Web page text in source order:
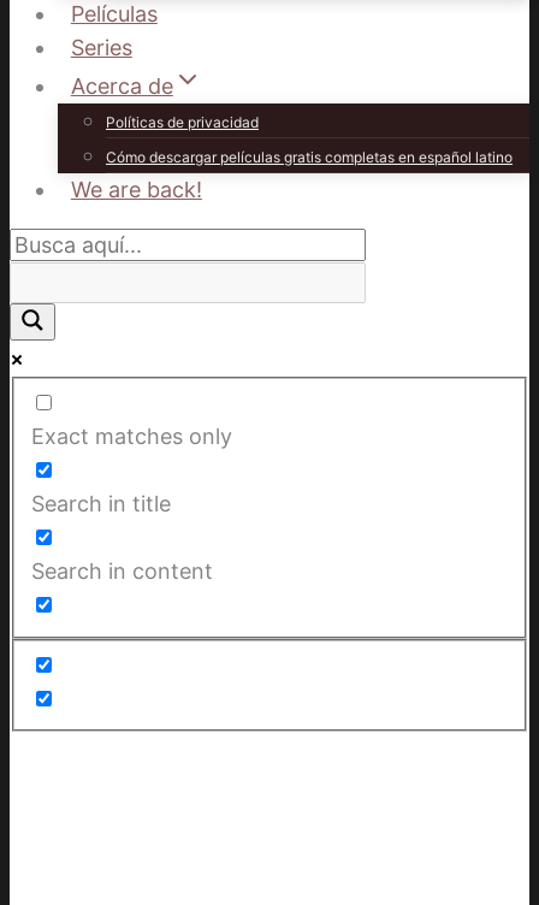
Películas
Series
Acerca de
Políticas de privacidad
Cómo descargar películas gratis completas en español latino
We are back!
Exact matches only
Search in title
Search in content